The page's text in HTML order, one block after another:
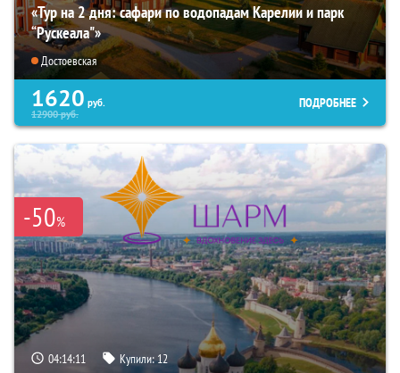
«Тур на 2 дня: сафари по водопадам Карелии и парк
“Рускеала"»
Достоевская
1620 руб.
12900руб.
ПОДРОБНЕЕ
-50%
04:14:10 Купили:12